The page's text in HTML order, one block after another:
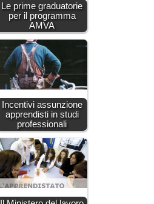
Le prime graduatorie
per il programma
AMVA
Incentivi assunzione
apprendisti in studi
professionali